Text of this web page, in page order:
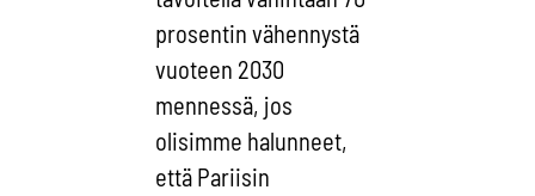
prosentin vähennystä
vuoteen 2030
mennessä, jos
olisimme halunneet,
että Pariisin